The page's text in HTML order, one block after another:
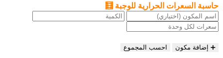
حاسبة السعرات الحرارية للوجبة 🧮
➕ إضافة مكون احسب المجموع